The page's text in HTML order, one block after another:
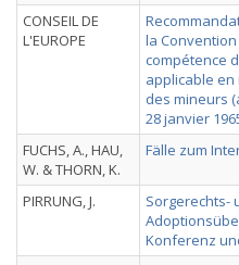
CONSEIL DE
L'EUROPE
la
compétence
applicable
des mineurs
28 janvier
FUCHS, A., HAU,
W. & THORN, K.
Fälle zum
PIRRUNG, J.
Sorgerechts-
Konferenz